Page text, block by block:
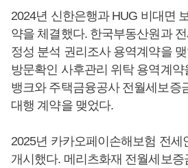
2024년 신한은행과 HUG 비대면
약을 체결했다. 한국부동산원과
정성 분석 권리조사 용역계약을
방문확인 사후관리 위탁 용역계
뱅크와 주택금융공사 전월세보증
대행 계약을 맺었다.
2025년 카카오페이손해보험 전세
개시했다. 메리츠화재 전월세보